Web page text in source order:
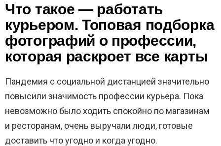
Что такое — работать
курьером. Топовая подборка
фотографий о профессии,
которая раскроет все карты
Пандемия с социальной дистанцией значительно
повысили значимость профессии курьера. Пока
невозможно было ходить спокойно по магазинам
и ресторанам, очень выручали люди, готовые
доставить что угодно и когда угодно.